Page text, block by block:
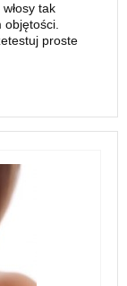
tak
objętości.
proste